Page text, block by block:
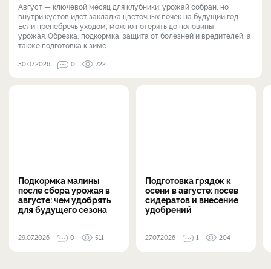
Август — ключевой месяц для клубники: урожай собран, но
внутри кустов идёт закладка цветочных почек на будущий год.
Если пренебречь уходом, можно потерять до половины
урожая. Обрезка, подкормка, защита от болезней и вредителей, а
также подготовка к зиме — ...
30.07.2026 0 722
Подкормка малины
после сбора урожая в
августе: чем удобрять
для будущего сезона
29.07.2026 0 511
Подготовка грядок к
осени в августе: посев
сидератов и внесение
удобрений
27.07.2026 1 204